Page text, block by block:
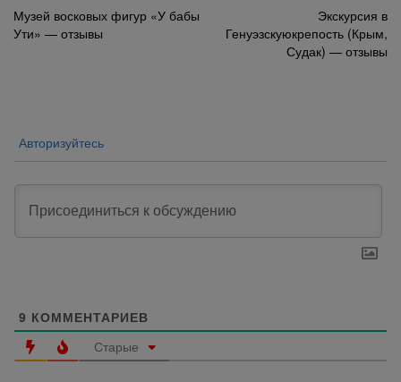
Навигация
по
Музей восковых фигур «У бабы
Ути» — отзывы
Экскурсия в
Генуэзскуюкрепость (Крым,
Судак) — отзывы
Авторизуйтесь
9 КОММЕНТАРИЕВ
Старые